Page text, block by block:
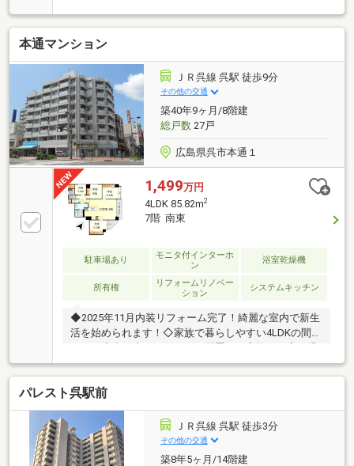
お任せください♪住宅ローンもお任せください♪頭金０
円からでもＯＫ！住宅ローンが不安！月々の返済を抑
えたい！資金計画のお悩みもお気軽にご相談くださ
い。☆まずはその目で現地をご覧ください！平日も見
学可能です（要予約）お電話またはメールにて事前に
ご連絡ください
本通マンション
ＪＲ呉線 呉駅 徒歩9分
その他の交通
築40年9ヶ月/8階建
総戸数27戸
広島県呉市本通１
1,499万円
4LDK 85.82m2
7階 南東
駐車場あり
モニタ付インターホ
ン
浴室乾燥機
所有権
リフォームリノベー
ション
システムキッチン
◆2025年11月内装リフォーム完了！綺麗な室内で新生
活を始められます！◇家族で暮らしやすい4LDKの間取
ごしながらもお互いを近くに感じられます♪◇JR呉線
呉駅から徒歩9分と生活するのに便利な立地です！◆
来場メリット♪・物件を見て触れる事で暮らしのイメ
ージが上がります・WEBよりもリアルな資金シミュレ
ーションが可能です・未完成でも類似の完成物件があ
ればご案内可能です赤い「見学可能」ボタンから、ご
希望の日時にご予約ください
パレスト呉駅前
ＪＲ呉線 呉駅 徒歩3分
その他の交通
築8年5ヶ月/14階建